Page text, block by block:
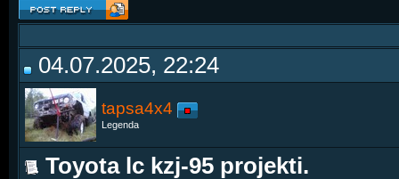
04.07.2025, 22:24
tapsa4x4
Legenda
Toyota lc kzj-95 projekti.